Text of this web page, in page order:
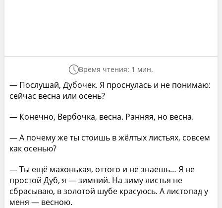
Время чтения: 1 мин.
— Послушай, Дубочек. Я проснулась и не понимаю:
сейчас весна или осень?
— Конечно, Вербочка, весна. Ранняя, но весна.
— А почему же ты стоишь в жёлтых листьях, совсем
как осенью?
— Ты ещё махонькая, оттого и не знаешь… Я не
простой Дуб, я — зимний. На зиму листья не
сбрасываю, в золотой шубе красуюсь. А листопад у
меня — весною.